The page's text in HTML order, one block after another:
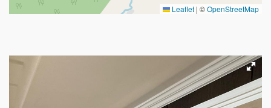
Leaflet | ©OpenStreetMap